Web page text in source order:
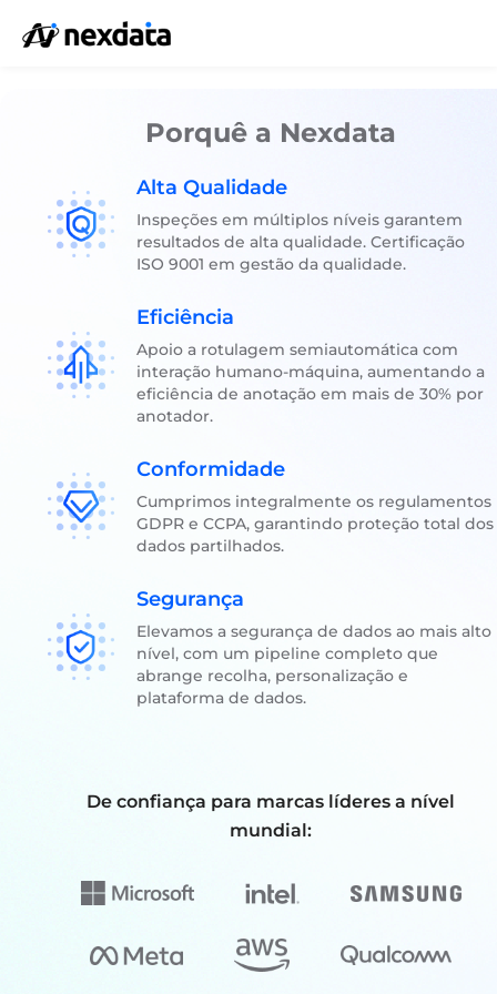
Porquê a Nexdata
Alta Qualidade
Inspeções em múltiplos níveis garantem
resultados de alta qualidade. Certificação
ISO 9001 em gestão da qualidade.
Eficiência
Apoio a rotulagem semiautomática com
interação humano-máquina, aumentando a
eficiência de anotação em mais de 30% por
anotador.
Conformidade
Cumprimos integralmente os regulamentos
GDPR e CCPA, garantindo proteção total dos
dados partilhados.
Segurança
Elevamos a segurança de dados ao mais alto
nível, com um pipeline completo que
abrange recolha, personalização e
plataforma de dados.
De confiança para marcas líderes a nível
mundial: